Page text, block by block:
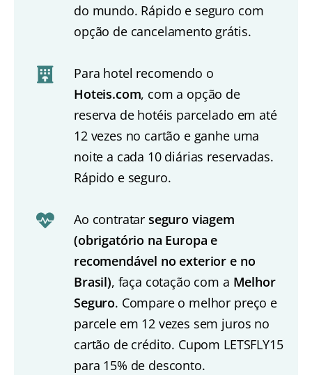
do mundo. Rápido e seguro com
opção de cancelamento grátis.
Para hotel recomendo o
Hoteis.com, com a opção de
reserva de hotéis parcelado em até
12 vezes no cartão e ganhe uma
noite a cada 10 diárias reservadas.
Rápido e seguro.
Ao contratar seguro viagem
(obrigatório na Europa e
recomendável no exterior e no
Brasil), faça cotação com a Melhor
Seguro. Compare o melhor preço e
parcele em 12 vezes sem juros no
cartão de crédito. Cupom LETSFLY15
para 15% de desconto.